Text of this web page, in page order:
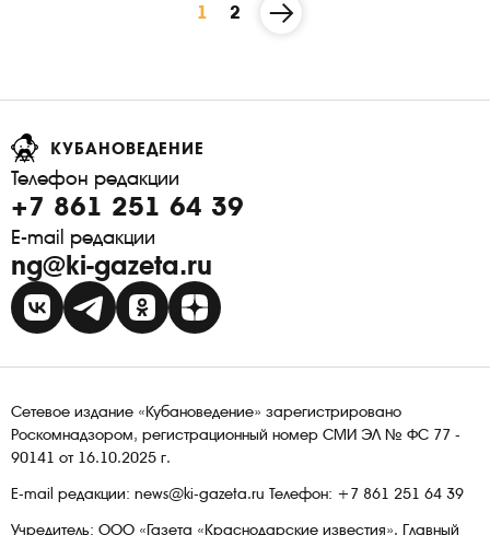
1 2
КУБАНОВЕДЕНИЕ
Телефон редакции
+7 861 251 64 39
E-mail редакции
ng@ki-gazeta.ru
Сетевое издание «Кубановедение» зарегистрировано
Роскомнадзором, регистрационный номер СМИ ЭЛ № ФС 77 -
90141 от 16.10.2025 г.
E-mail редакции: news@ki-gazeta.ru Телефон: +7 861 251 64 39
Учредитель: ООО «Газета «Краснодарские известия». Главный